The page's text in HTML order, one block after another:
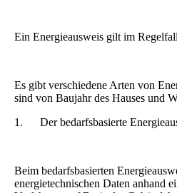
Ein Energieausweis gilt im
Es gibt verschiedene Arten von
sind von Baujahr des Hauses und
1. Der bedarfsbasierte
Beim bedarfsbasierten
energietechnischen Daten anhand